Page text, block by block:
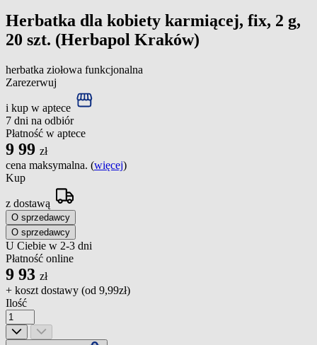
Herbatka dla kobiety karmiącej, fix, 2 g,
20 szt. (Herbapol Kraków)
herbatka ziołowa funkcjonalna
Zarezerwuj
i kup w aptece
7 dni na odbiór
Płatność w aptece
9 99 zł
cena maksymalna. (więcej)
Kup
z dostawą
O sprzedawcy
O sprzedawcy
U Ciebie w 2-3 dni
Płatność online
9 93 zł
+ koszt dostawy (od 9,99zł)
Ilość